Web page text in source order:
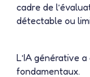
cadre de
détectable ou
L’IA générative
fondamentaux.